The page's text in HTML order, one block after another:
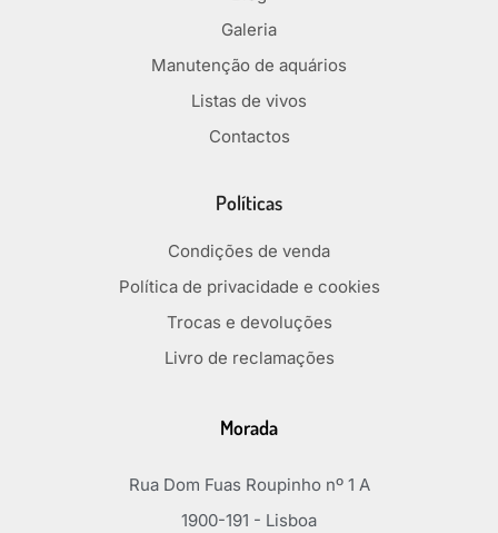
Galeria
Manutenção de aquários
Listas de vivos
Contactos
Políticas
Condições de venda
Política de privacidade e cookies
Trocas e devoluções
Livro de reclamações
Morada
Rua Dom Fuas Roupinho nº 1 A
1900-191 - Lisboa